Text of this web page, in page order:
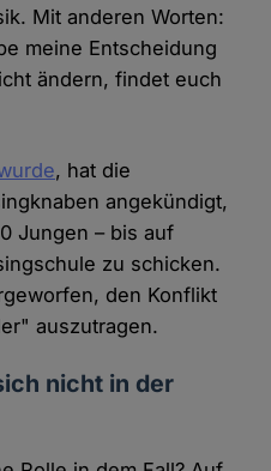
Mit anderen Worten:
meine Entscheidung
ändern, findet euch
, hat die
angekündigt,
Jungen – bis auf
zu schicken.
den Konflikt
auszutragen.
nicht in der